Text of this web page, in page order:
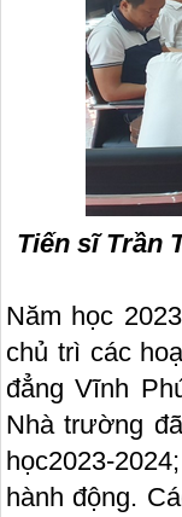
Tiến sĩ Trần
Năm học
chủ trì các
đẳng Vĩnh
Nhà trường
học2023-
hành động.